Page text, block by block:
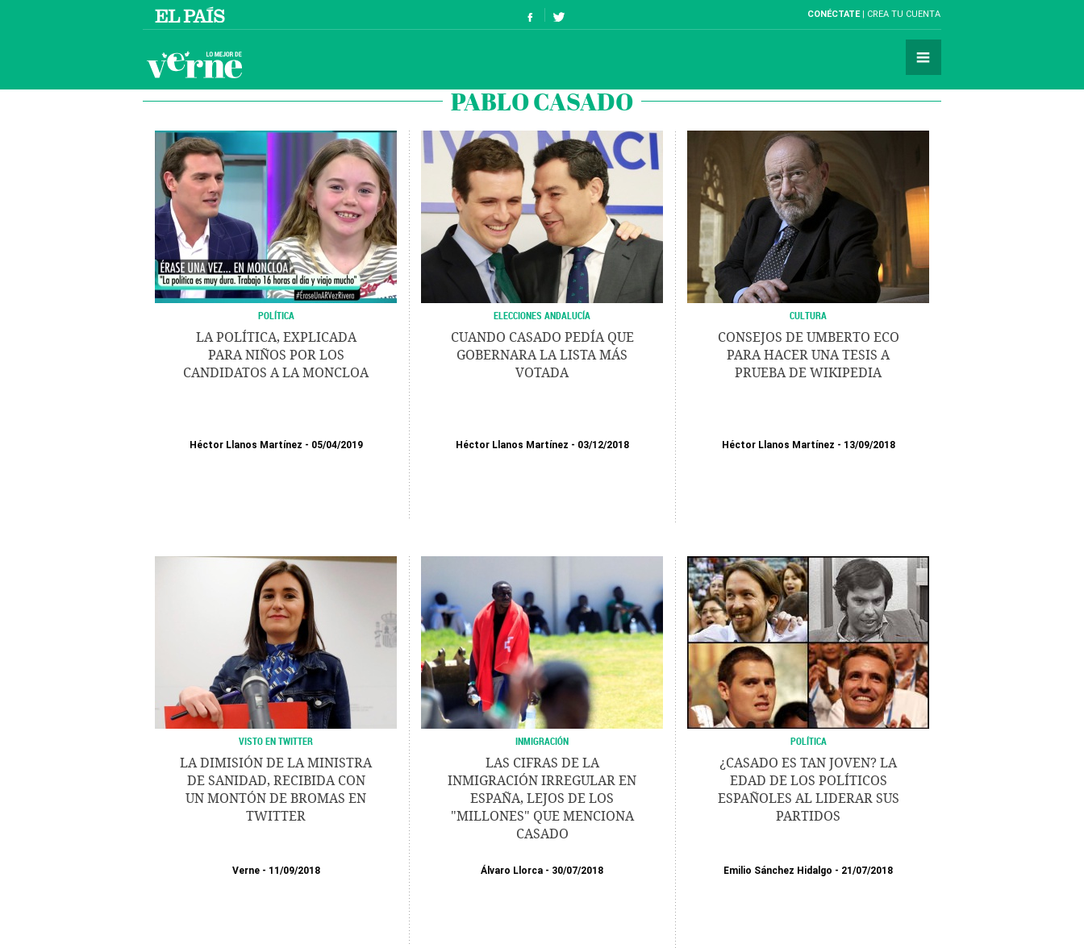
CONÉCTATE CREA TU CUENTA
PABLO CASADO
POLÍTICA
LA POLÍTICA, EXPLICADA
PARA NIÑOS POR LOS
CANDIDATOS A LA MONCLOA
Héctor Llanos Martínez 05/04/2019
ELECCIONES ANDALUCÍA
CUANDO CASADO PEDÍA QUE
GOBERNARA LA LISTA MÁS
VOTADA
Héctor Llanos Martínez 03/12/2018
CULTURA
CONSEJOS DE UMBERTO ECO
PARA HACER UNA TESIS A
PRUEBA DE WIKIPEDIA
Héctor Llanos Martínez 13/09/2018
VISTO EN TWITTER
LA DIMISIÓN DE LA MINISTRA
DE SANIDAD, RECIBIDA CON
UN MONTÓN DE BROMAS EN
TWITTER
Verne 11/09/2018
INMIGRACIÓN
LAS CIFRAS DE LA
INMIGRACIÓN IRREGULAR EN
ESPAÑA, LEJOS DE LOS
"MILLONES" QUE MENCIONA
CASADO
Álvaro Llorca 30/07/2018
POLÍTICA
¿CASADO ES TAN JOVEN? LA
EDAD DE LOS POLÍTICOS
ESPAÑOLES AL LIDERAR SUS
PARTIDOS
Emilio Sánchez Hidalgo 21/07/2018